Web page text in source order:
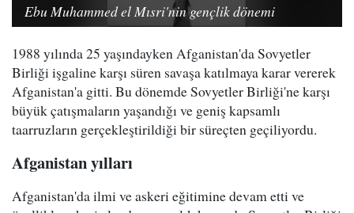
Ebu Muhammed el Mısri'nin gençlik dönemi
1988 yılında 25 yaşındayken Afganistan'da Sovyetler
Birliği işgaline karşı süren savaşa katılmaya karar vererek
Afganistan'a gitti. Bu dönemde Sovyetler Birliği'ne karşı
büyük çatışmaların yaşandığı ve geniş kapsamlı
taarruzların gerçekleştirildiği bir süreçten geçiliyordu.
Afganistan yılları
Afganistan'da ilmi ve askeri eğitimine devam etti ve